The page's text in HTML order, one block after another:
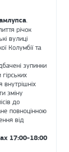
річок
вулиці
Колумбії та
зупинки
внутрішніх
зміну
до
повноцінною
від
17:00-18:00